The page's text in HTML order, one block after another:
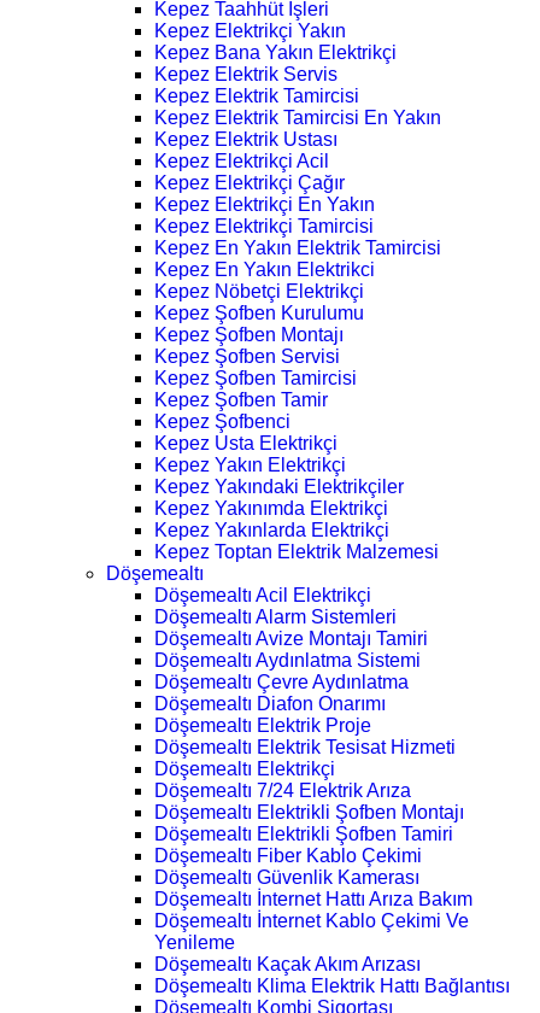
Kepez Taahhüt İşleri
Kepez Elektrikçi Yakın
Kepez Bana Yakın Elektrikçi
Kepez Elektrik Servis
Kepez Elektrik Tamircisi
Kepez Elektrik Tamircisi En Yakın
Kepez Elektrik Ustası
Kepez Elektrikçi Acil
Kepez Elektrikçi Çağır
Kepez Elektrikçi En Yakın
Kepez Elektrikçi Tamircisi
Kepez En Yakın Elektrik Tamircisi
Kepez En Yakın Elektrikci
Kepez Nöbetçi Elektrikçi
Kepez Şofben Kurulumu
Kepez Şofben Montajı
Kepez Şofben Servisi
Kepez Şofben Tamircisi
Kepez Şofben Tamir
Kepez Şofbenci
Kepez Usta Elektrikçi
Kepez Yakın Elektrikçi
Kepez Yakındaki Elektrikçiler
Kepez Yakınımda Elektrikçi
Kepez Yakınlarda Elektrikçi
Kepez Toptan Elektrik Malzemesi
Döşemealtı
Döşemealtı Acil Elektrikçi
Döşemealtı Alarm Sistemleri
Döşemealtı Avize Montajı Tamiri
Döşemealtı Aydınlatma Sistemi
Döşemealtı Çevre Aydınlatma
Döşemealtı Diafon Onarımı
Döşemealtı Elektrik Proje
Döşemealtı Elektrik Tesisat Hizmeti
Döşemealtı Elektrikçi
Döşemealtı 7/24 Elektrik Arıza
Döşemealtı Elektrikli Şofben Montajı
Döşemealtı Elektrikli Şofben Tamiri
Döşemealtı Fiber Kablo Çekimi
Döşemealtı Güvenlik Kamerası
Döşemealtı İnternet Hattı Arıza Bakım
Döşemealtı İnternet Kablo Çekimi Ve
Yenileme
Döşemealtı Kaçak Akım Arızası
Döşemealtı Klima Elektrik Hattı Bağlantısı
Döşemealtı Kombi Sigortası